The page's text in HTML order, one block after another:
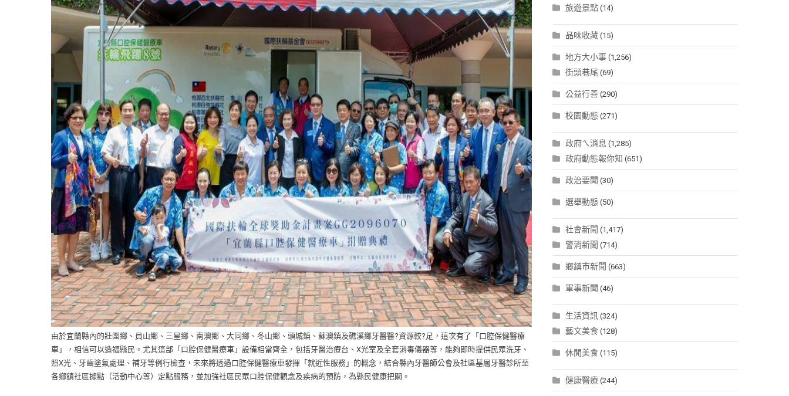
由於宜蘭縣內的壯圍鄉、員山鄉、三星鄉、南澳鄉、大同鄉、 冬山鄉、頭城鎮、蘇澳鎮及礁溪鄉牙醫醫?資源較?足， 這次有了「口腔保健醫療
車」，相信可以造福縣民。尤其這部「口腔保健醫療車」設備相當齊全，包括牙醫治療台、X光室及全套消毒儀器等，能夠即時提供民眾洗牙、
照X光、牙齒塗氟處理、補牙等例行檢查，未來將透過口腔保健醫療車發揮「就近性服務」的概念，結合縣內牙醫師公會及社區基層牙醫診所至
各鄉鎮社區據點（活動中心等）定點服務，並加強社區民眾口腔保健觀念及疾病的預防，為縣民健康把關。
旅遊景點 (14)
品味收藏 (15)
地方大小事 (1,256)
街頭巷尾 (69)
公益行善 (290)
校園動態 (271)
政府ㄟ消息 (1,285)
政府動態報你知 (651)
政治要聞 (30)
選舉動態 (50)
社會新聞 (1,417)
警消新聞 (714)
鄉鎮市新聞 (663)
軍事新聞 (46)
生活資訊 (324)
藝文美食 (128)
休閒美食 (115)
健康醫療 (244)